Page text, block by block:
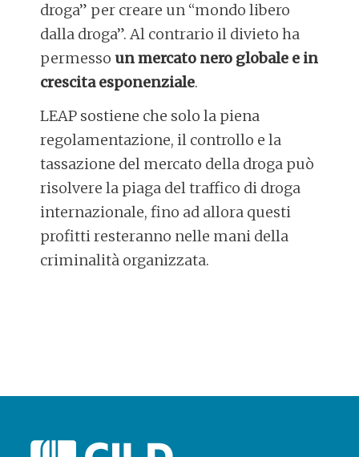
droga” per creare un “mondo libero
dalla droga”. Al contrario il divieto ha
permesso un mercato nero globale e in
crescita esponenziale.
LEAP sostiene che solo la piena
regolamentazione, il controllo e la
tassazione del mercato della droga può
risolvere la piaga del traffico di droga
internazionale, fino ad allora questi
profitti resteranno nelle mani della
criminalità organizzata.
POST